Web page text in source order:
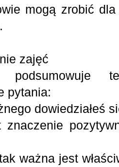
mogą zrobić
zajęć
podsumowuje
pytania:
dowiedziałeś
ważna jest